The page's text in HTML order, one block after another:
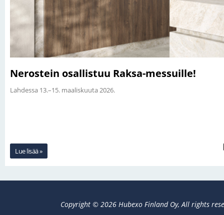
Nerostein osallistuu Raksa-messuille!
Lahdessa 13.–15. maaliskuuta 2026.
Lue lisää »
Copyright © 2026 Hubexo Finland Oy, All rights